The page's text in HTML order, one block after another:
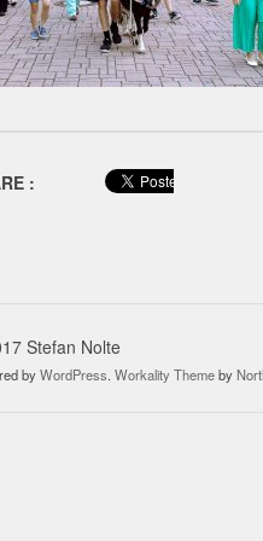
:
Stefan Nolte
byWordPress. Workality Themeby